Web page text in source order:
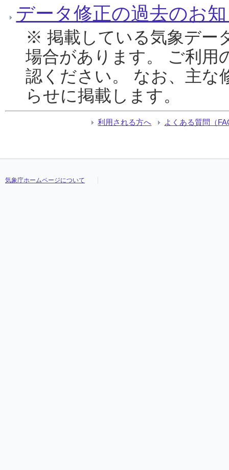
データ修正の過去のお
※ 掲載している気象デー
場合があります。 ご利用
認ください。 なお、主な
らせに掲載します。
利用される方へ よくある質問（
気象庁ホームページについて